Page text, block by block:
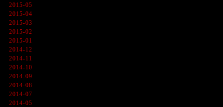
2015-05
2015-04
2015-03
2015-02
2015-01
2014-12
2014-11
2014-10
2014-09
2014-08
2014-07
2014-05